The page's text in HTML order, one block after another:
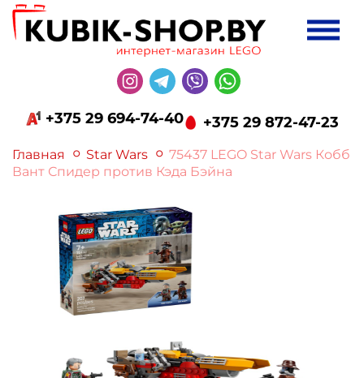
+375 29 694-74-40 +375 29 872-47-23
Главная Star Wars
75437 LEGO Star Wars Кобб
Вант Спидер против Кэда Бэйна